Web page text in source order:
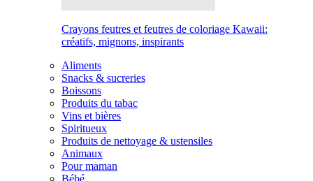
Crayons feutres et feutres de coloriage Kawaii:
créatifs, mignons, inspirants
Aliments
Snacks & sucreries
Boissons
Produits du tabac
Vins et bières
Spiritueux
Produits de nettoyage & ustensiles
Animaux
Pour maman
Bébé